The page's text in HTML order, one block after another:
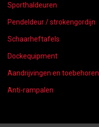
Sporthaldeuren
Pendeldeur / strokengordijn
Schaarheftafels
Dockequipment
Aandrijvingen en toebehoren
Anti-rampalen